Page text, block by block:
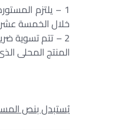
1 – يلتزم
خلال الخمسة عشر
2 – تتم تسوية
المنتج المحلى
يُستبدل بنص المسلسلين (أولاً: 1/ ب/ 3، 1/ ب/ 4) من الجدول المرافق